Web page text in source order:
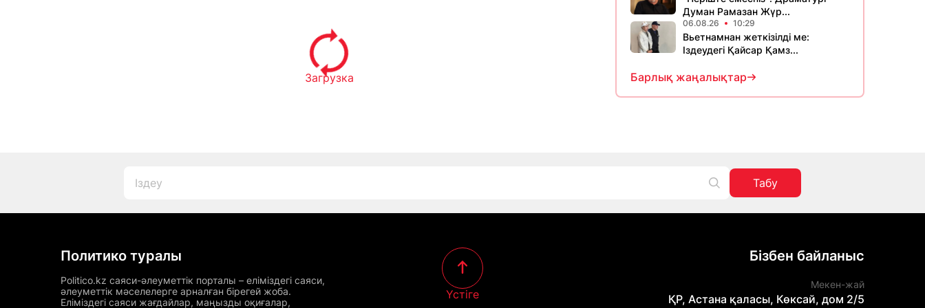
Загрузка
Думан Рамазан Жүр...
06.08.26 10:29
Вьетнамнан жеткізілді ме:
Іздеудегі Қайсар Қамз...
Барлық жаңалықтар
Табу
Политико туралы
Politico.kz саяси-әлеуметтік порталы – еліміздегі саяси,
әлеуметтік мәселелерге арналған бірегей жоба.
Еліміздегі саяси жағдайлар, маңызды оқиғалар,
Үстіге
Бізбен байланыс
Мекен-жай
ҚР, Астана қаласы, Көксай, дом 2/5